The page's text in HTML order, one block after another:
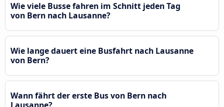
Wie viele Busse fahren im Schnitt jeden Tag
von Bern nach Lausanne?
Wie lange dauert eine Busfahrt nach Lausanne
von Bern?
Wann fährt der erste Bus von Bern nach